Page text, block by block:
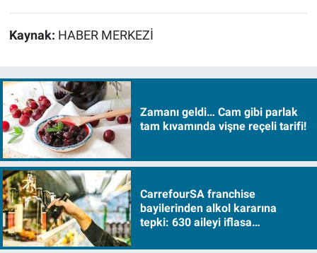
Kaynak: HABER MERKEZİ
Zamanı geldi… Cam gibi parlak
tam kıvamında vişne reçeli tarifi!
CarrefourSA franchise
bayilerinden alkol kararına
tepki: 630 aileyi iflasa